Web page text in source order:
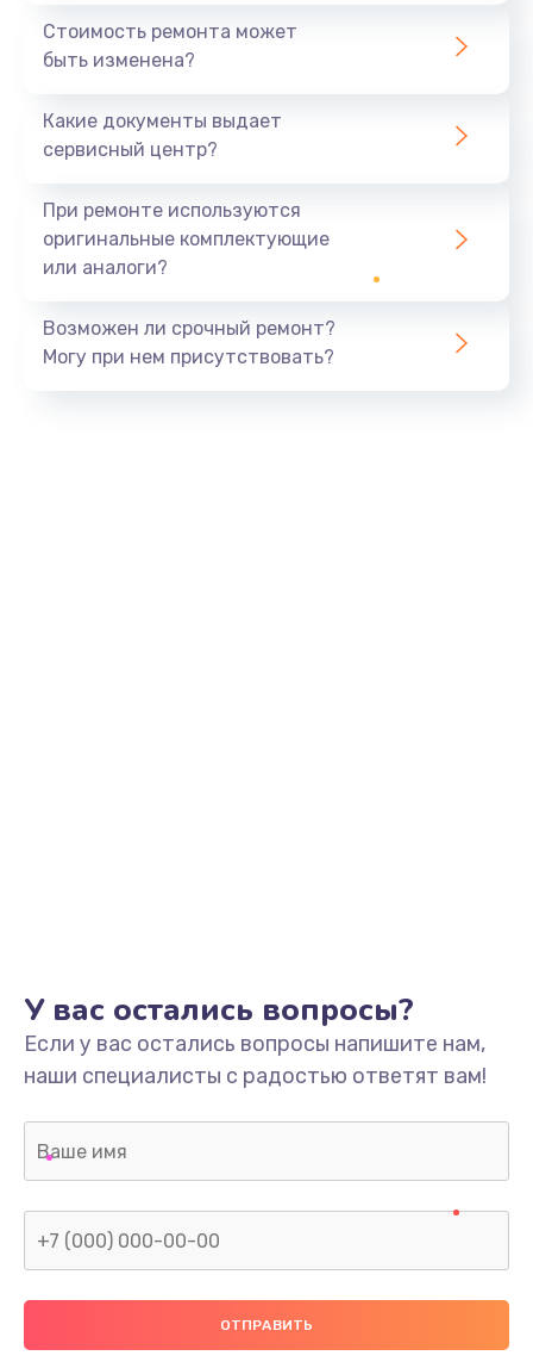
Стоимость ремонта может
быть изменена?
Какие документы выдает
сервисный центр?
При ремонте используются
оригинальные комплектующие
или аналоги?
Возможен ли срочный ремонт?
Могу при нем присутствовать?
У вас остались вопросы?
Если у вас остались вопросы напишите нам,
наши специалисты с радостью ответят вам!